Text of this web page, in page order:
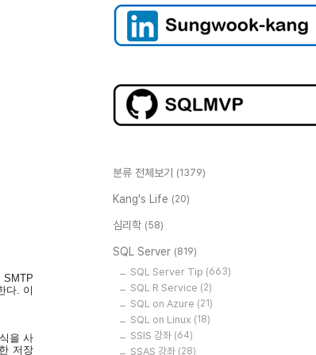
SMTP
다. 이
을 사
저장
분류 전체보기 (1379)
Kang's Life (20)
심리학 (58)
SQL Server (819)
SQL Server Tip (663)
SQL R Service (2)
SQL on Azure (21)
SQL on Linux (18)
SSIS 강좌 (64)
SSAS 강좌 (28)